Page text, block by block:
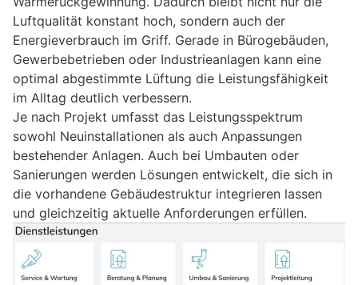
Luftqualität konstant hoch, sondern auch der
Energieverbrauch im Griff. Gerade in Bürogebäuden,
Gewerbebetrieben oder Industrieanlagen kann eine
optimal abgestimmte Lüftung die Leistungsfähigkeit
im Alltag deutlich verbessern.
Je nach Projekt umfasst das Leistungsspektrum
sowohl Neuinstallationen als auch Anpassungen
bestehender Anlagen. Auch bei Umbauten oder
Sanierungen werden Lösungen entwickelt, die sich in
die vorhandene Gebäudestruktur integrieren lassen
und gleichzeitig aktuelle Anforderungen erfüllen.